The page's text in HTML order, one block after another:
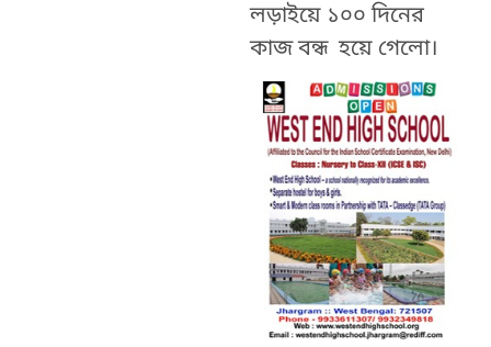
লড়াইয়ে ১০০ দিনের
কাজ বন্ধ হয়ে গেলো।